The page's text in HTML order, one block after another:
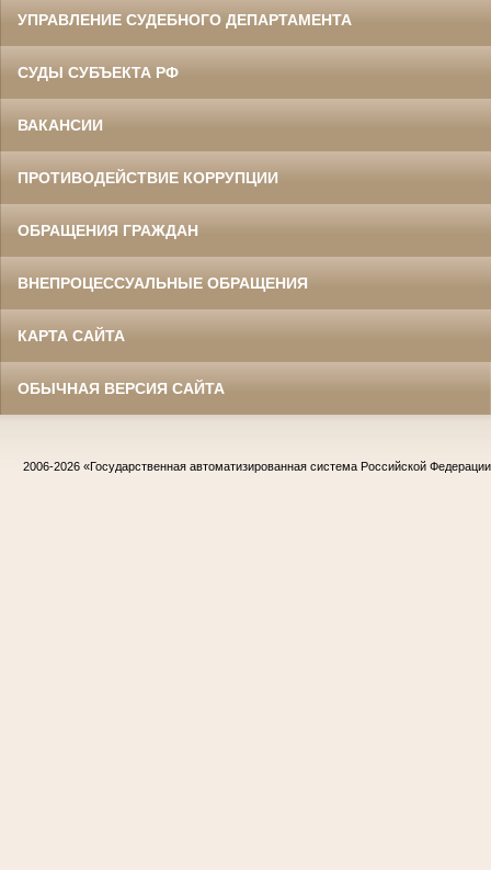
УПРАВЛЕНИЕ СУДЕБНОГО ДЕПАРТАМЕНТА
СУДЫ СУБЪЕКТА РФ
ВАКАНСИИ
ПРОТИВОДЕЙСТВИЕ КОРРУПЦИИ
ОБРАЩЕНИЯ ГРАЖДАН
ВНЕПРОЦЕССУАЛЬНЫЕ ОБРАЩЕНИЯ
КАРТА САЙТА
ОБЫЧНАЯ ВЕРСИЯ САЙТА
2006-2026 «Государственная автоматизированная система Российской